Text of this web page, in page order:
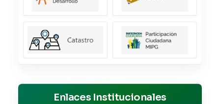
Enlaces Institucionales